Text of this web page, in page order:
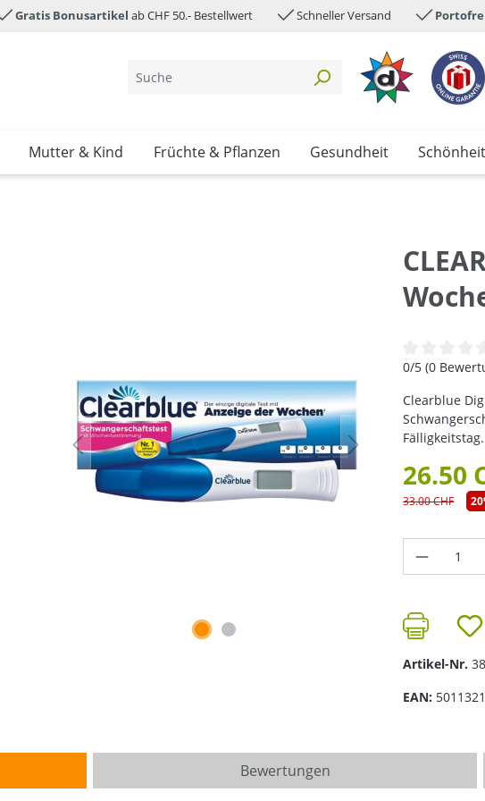
Gratis Bonusartikel ab CHF 50.- Bestellwert Schneller Versand
Mutter & Kind Früchte & Pflanzen Gesundheit Schönheit
0/5 (0
Clearblue
Fälligkeitstag.
26.50
33.00 CHF
Artikel-Nr.
EAN:
Bewertungen